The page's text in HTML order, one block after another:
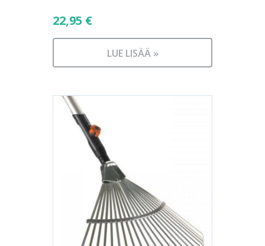
22,95 €
LUE LISÄÄ »